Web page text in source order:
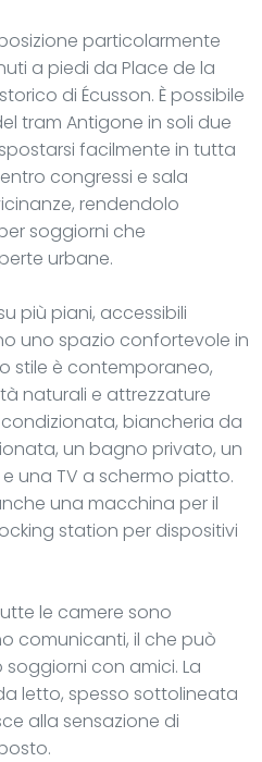
particolarmente
a piedi da Place de la
di Écusson. È possibile
tram Antigone in soli due
facilmente in tutta
congressi e sala
rendendolo
soggiorni che
urbane.
più piani, accessibili
uno spazio confortevole in
stile è contemporaneo,
naturali e attrezzature
biancheria da
un bagno privato, un
una TV a schermo piatto.
una macchina per il
station per dispositivi
le camere sono
comunicanti, il che può
con amici. La
letto, spesso sottolineata
alla sensazione di